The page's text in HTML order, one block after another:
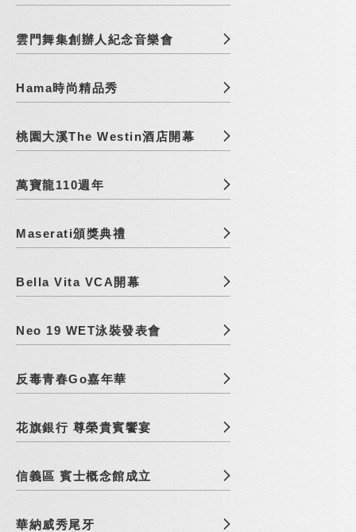
雲門舞集創辦人紀念音樂會
Hama時尚精品秀
桃園大溪The Westin酒店開幕
萬寶龍110週年
Maserati頒獎典禮
Bella Vita VCA開幕
Neo 19 WET泳裝發表會
反毒青春Go嘉年華
花旗銀行 尊榮貴賓饗宴
信義區 賓士概念館成立
華納威秀尾牙